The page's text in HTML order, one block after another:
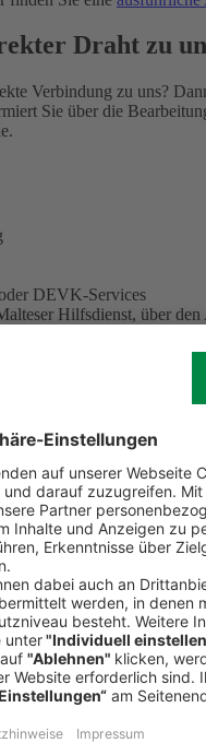
Draht zu
Verbindung zu uns?
Sie über die
DEVK-Services
Hilfsdienst, über
Sie können also auf
herunter
löschen? Hier finden Sie